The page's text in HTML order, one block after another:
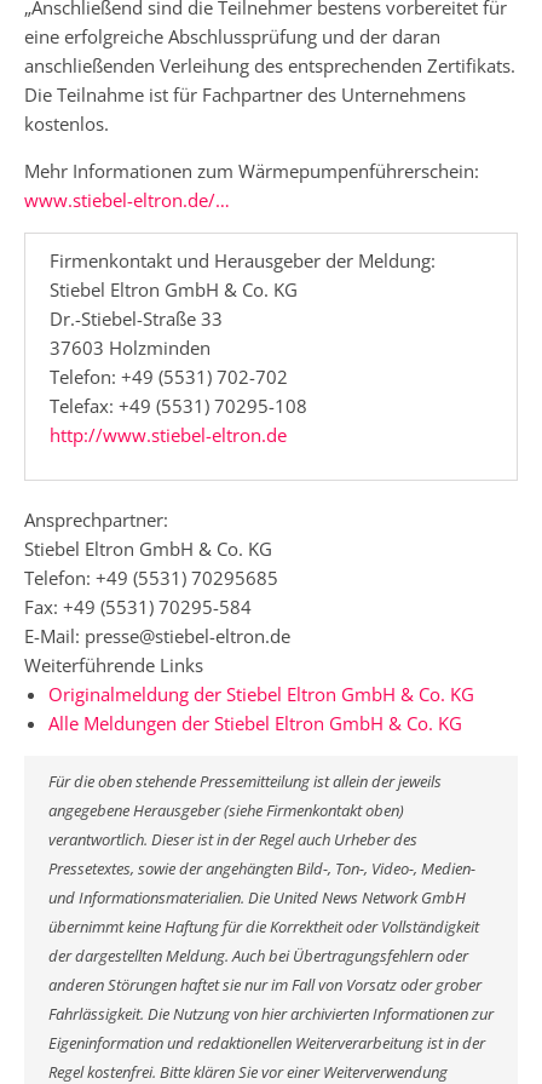
„Anschließend sind die Teilnehmer bestens vorbereitet für
eine erfolgreiche Abschlussprüfung und der daran
anschließenden Verleihung des entsprechenden Zertifikats.
Die Teilnahme ist für Fachpartner des Unternehmens
kostenlos.
Mehr Informationen zum Wärmepumpenführerschein:
www.stiebel-eltron.de/…
Firmenkontakt und Herausgeber der Meldung:
Stiebel Eltron GmbH & Co. KG
Dr.-Stiebel-Straße 33
37603 Holzminden
Telefon: +49 (5531) 702-702
Telefax: +49 (5531) 70295-108
http://www.stiebel-eltron.de
Ansprechpartner:
Stiebel Eltron GmbH & Co. KG
Telefon: +49 (5531) 70295685
Fax: +49 (5531) 70295-584
E-Mail: presse@stiebel-eltron.de
Weiterführende Links
Originalmeldung der Stiebel Eltron GmbH & Co. KG
Alle Meldungen der Stiebel Eltron GmbH & Co. KG
Für die oben stehende Pressemitteilung ist allein der jeweils
angegebene Herausgeber (siehe Firmenkontakt oben)
verantwortlich. Dieser ist in der Regel auch Urheber des
Pressetextes, sowie der angehängten Bild-, Ton-, Video-, Medien-
und Informationsmaterialien. Die United News Network GmbH
übernimmt keine Haftung für die Korrektheit oder Vollständigkeit
der dargestellten Meldung. Auch bei Übertragungsfehlern oder
anderen Störungen haftet sie nur im Fall von Vorsatz oder grober
Fahrlässigkeit. Die Nutzung von hier archivierten Informationen zur
Eigeninformation und redaktionellen Weiterverarbeitung ist in der
Regel kostenfrei. Bitte klären Sie vor einer Weiterverwendung